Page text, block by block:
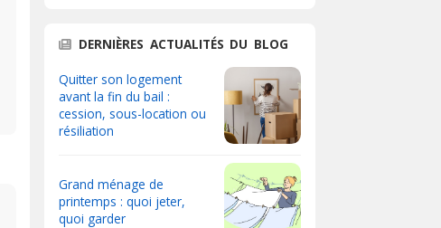
DERNIÈRES ACTUALITÉS DU BLOG
Quitter son logement
avant la fin du bail :
cession, sous-location ou
résiliation
Grand ménage de
printemps : quoi jeter,
quoi garder